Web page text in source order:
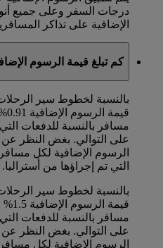
درجات السفر وعلى جميع
الإضافية على تذاكر
كم تبلغ قيمة الرسوم
بالنسبة لخطوط سير الرحلات
على التوالي. بغض النظر عن
التي تم إجراؤها من أستراليا.
بالنسبة لخطوط سير الرحلات
على التوالي. بغض النظر عن